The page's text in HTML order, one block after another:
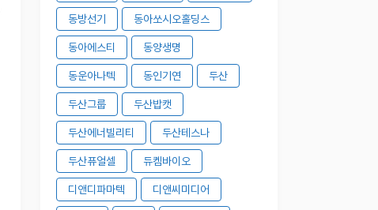
동방선기 동아쏘시오홀딩스
동아에스티 동양생명
동운아나텍 동인기연 두산
두산그룹 두산밥캣
두산에너빌리티 두산테스나
두산퓨얼셀 듀켐바이오
디앤디파마텍 디앤씨미디어